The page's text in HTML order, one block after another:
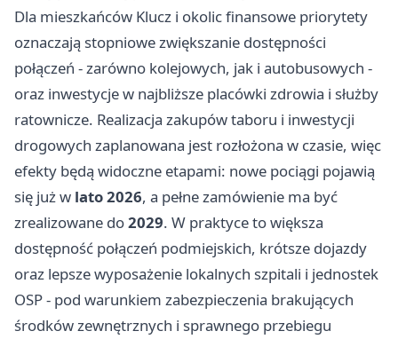
Dla mieszkańców Klucz i okolic finansowe priorytety
oznaczają stopniowe zwiększanie dostępności
połączeń - zarówno kolejowych, jak i autobusowych -
oraz inwestycje w najbliższe placówki zdrowia i służby
ratownicze. Realizacja zakupów taboru i inwestycji
drogowych zaplanowana jest rozłożona w czasie, więc
efekty będą widoczne etapami: nowe pociągi pojawią
się już w lato 2026, a pełne zamówienie ma być
zrealizowane do2029. W praktyce to większa
dostępność połączeń podmiejskich, krótsze dojazdy
oraz lepsze wyposażenie lokalnych szpitali i jednostek
OSP - pod warunkiem zabezpieczenia brakujących
środków zewnętrznych i sprawnego przebiegu